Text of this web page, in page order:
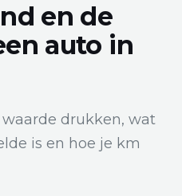
en de
auto in
drukken, wat
is en hoe je km